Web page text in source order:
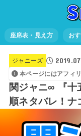
座席表・見え方 お
ジャニーズ
本ページにはアフィ
関ジャニ∞ 『十
順ネタバレ！ナ